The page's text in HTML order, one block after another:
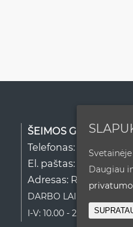
ŠEIMOS GROŽIO
Telefonas:
+370 611
El. paštas:
Adresas: Rygos g. 46,
DARBO LAIKAS:
I-V: 10.00 - 20.00 / VI:
Daugiau